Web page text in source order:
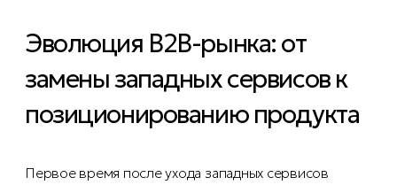
Эволюция B2B-рынка: от
замены западных сервисов к
позиционированию продукта
Первое время после ухода западных сервисов